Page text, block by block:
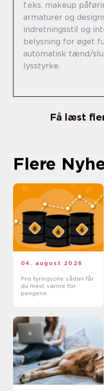
f.eks. makeup
armaturer og
indretningsstil og
belysning for øget
automatisk tænd/
lysstyrke.
Få læst
Flere
04. august 2026
Pris fyringsolie sådan får
du mest varme for
pengene